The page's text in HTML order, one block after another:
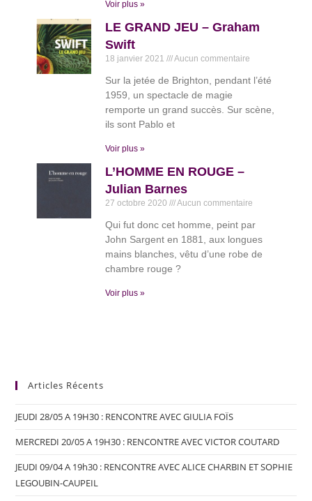
Voir plus »
LE GRAND JEU – Graham
Swift
18 janvier 2021 Aucun commentaire
Sur la jetée de Brighton, pendant l’été
1959, un spectacle de magie
remporte un grand succès. Sur scène,
ils sont Pablo et
Voir plus »
L’HOMME EN ROUGE –
Julian Barnes
27 octobre 2020 Aucun commentaire
Qui fut donc cet homme, peint par
John Sargent en 1881, aux longues
mains blanches, vêtu d’une robe de
chambre rouge ?
Voir plus »
Articles Récents
JEUDI 28/05 A 19H30 : RENCONTRE AVEC GIULIA FOÏS
MERCREDI 20/05 A 19H30 : RENCONTRE AVEC VICTOR COUTARD
JEUDI 09/04 A 19h30 : RENCONTRE AVEC ALICE CHARBIN ET SOPHIE
LEGOUBIN-CAUPEIL